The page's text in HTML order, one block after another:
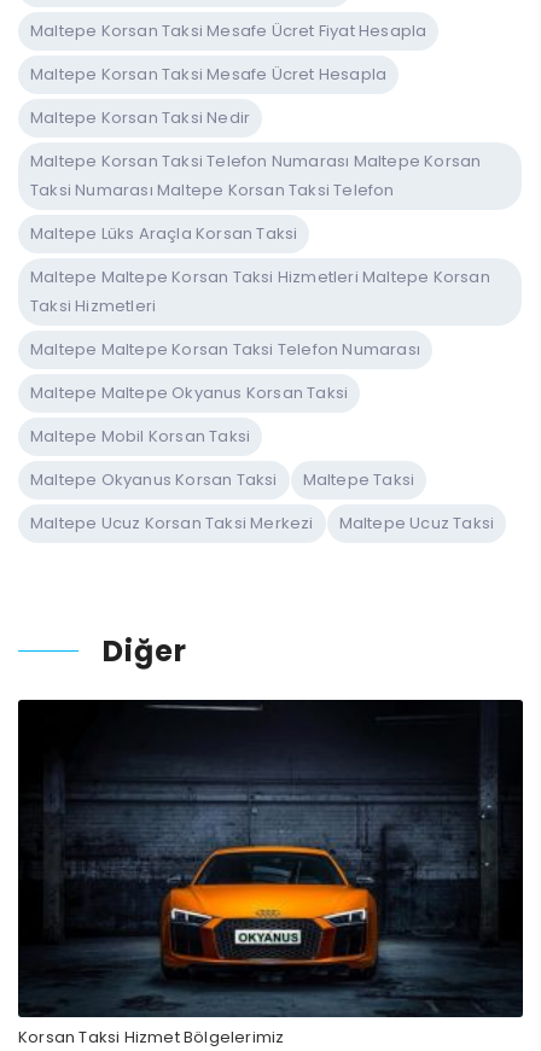
Maltepe Korsan Taksi Mesafe Ücret Fiyat Hesapla
Maltepe Korsan Taksi Mesafe Ücret Hesapla
Maltepe Korsan Taksi Nedir
Maltepe Korsan Taksi Telefon Numarası Maltepe Korsan
Taksi Numarası Maltepe Korsan Taksi Telefon
Maltepe Lüks Araçla Korsan Taksi
Maltepe Maltepe Korsan Taksi Hizmetleri Maltepe Korsan
Taksi Hizmetleri
Maltepe Maltepe Korsan Taksi Telefon Numarası
Maltepe Maltepe Okyanus Korsan Taksi
Maltepe Mobil Korsan Taksi
Maltepe Okyanus Korsan Taksi
Maltepe Taksi
Maltepe Ucuz Korsan Taksi Merkezi
Maltepe Ucuz Taksi
Diğer
Korsan Taksi Hizmet Bölgelerimiz